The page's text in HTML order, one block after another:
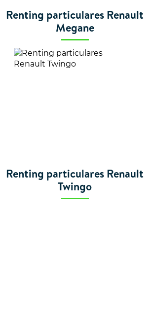
Renting particulares Renault
Megane
Renting particulares Renault
Twingo